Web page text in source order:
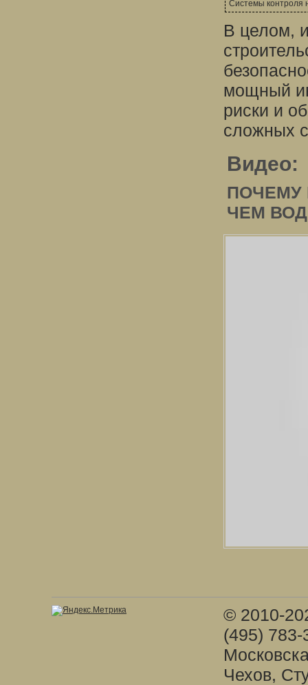
Системы контроля
В целом,
мощный
риски и
сложных
Видео:
ПОЧЕМУ
ЧЕМ
© 2010-
(495)
Чехов,